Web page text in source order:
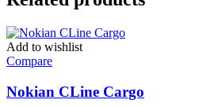
Add to wishlist
Compare
Nokian CLine Cargo